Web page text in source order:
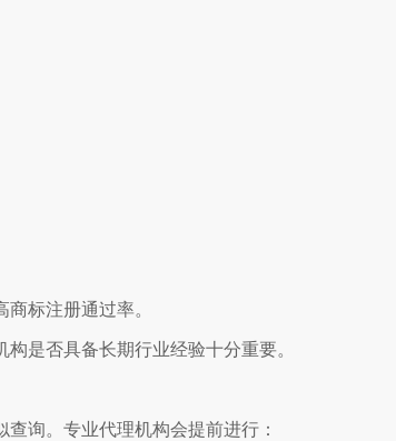
标注册通过率。
是否具备长期行业经验十分重要。
询。专业代理机构会提前进行：